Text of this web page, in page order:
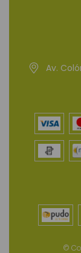
Av.
©